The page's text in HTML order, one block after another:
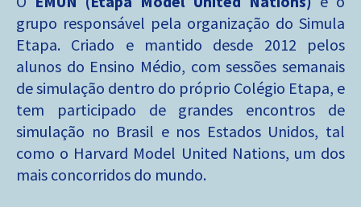
grupo responsável pela organização do Simula
Etapa. Criado e mantido desde 2012 pelos
alunos do Ensino Médio, com sessões semanais
de simulação dentro do próprio Colégio Etapa, e
tem participado de grandes encontros de
simulação no Brasil e nos Estados Unidos, tal
como o Harvard Model United Nations, um dos
mais concorridos do mundo.